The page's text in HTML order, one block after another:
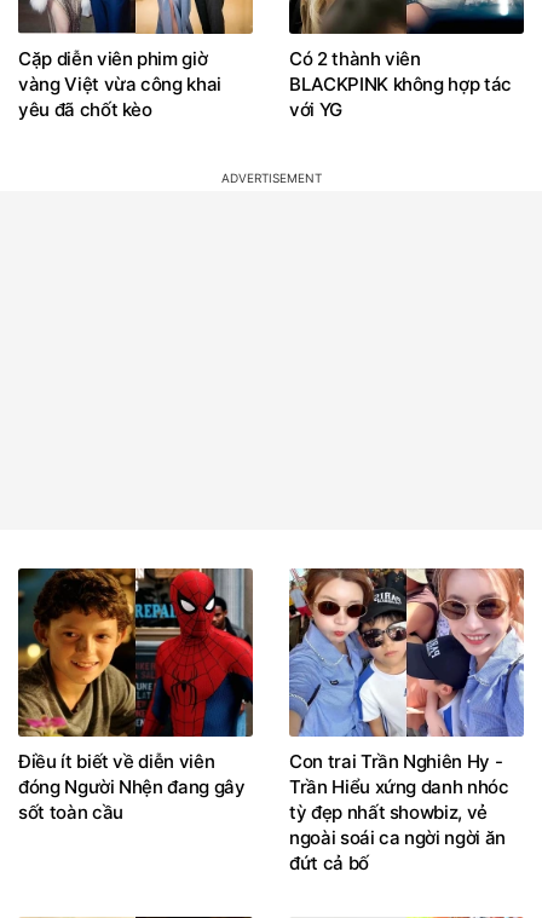
Cặp diễn viên phim giờ
vàng Việt vừa công khai
yêu đã chốt kèo
Có 2 thành viên
BLACKPINK không hợp tác
với YG
Điều ít biết về diễn viên
đóng Người Nhện đang gây
sốt toàn cầu
Con trai Trần Nghiên Hy -
Trần Hiểu xứng danh nhóc
tỳ đẹp nhất showbiz, vẻ
ngoài soái ca ngời ngời ăn
đứt cả bố